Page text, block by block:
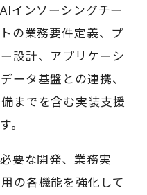
インソーシングチー
の業務要件定義、プ
設計、アプリケーシ
ータ基盤との連携、
までを含む実装支援
。
要な開発、業務実
の各機能を強化して